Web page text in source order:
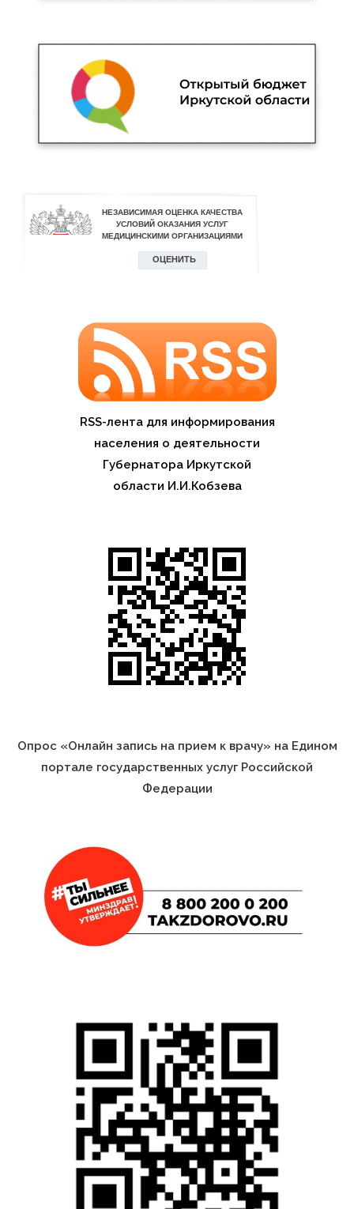
RSS-лента для информирования
населения о деятельности
Губернатора Иркутской
области И.И.Кобзева
Опрос «Онлайн запись на прием к врачу» на Едином
портале государственных услуг Российской
Федерации